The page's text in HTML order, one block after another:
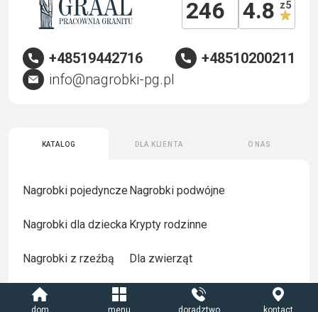
dom menu doradztwo kontact
Cena na żądanie
Artystyczna granitowa
rzeźbą drzewa życia
Cena na żądanie
Granitowa tablica
artystycznym reliefem